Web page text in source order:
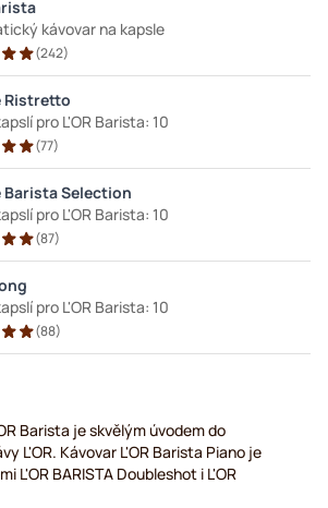
kávovar na kapsle
(242)
Ristretto
pro L'OR Barista: 10
(77)
Barista Selection
pro L'OR Barista: 10
(87)
pro L'OR Barista: 10
(88)
Barista je skvělým úvodem do
L'OR. Kávovar L'OR Barista Piano je
L'OR BARISTA Doubleshot i L'OR